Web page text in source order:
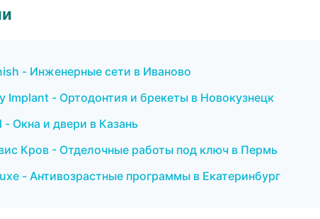
- Инженерные сети в Иваново
Implant - Ортодонтия и брекеты в Новокузнецк
Окна и двери в Казань
Кров - Отделочные работы под ключ в Пермь
- Антивозрастные программы в Екатеринбург